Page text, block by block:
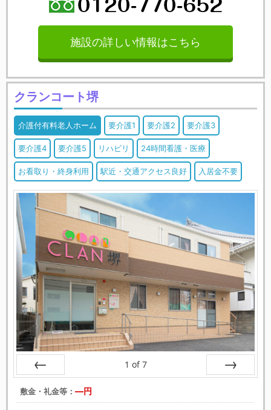
施設の詳しい情報はこちら
クランコート堺
介護付有料老人ホーム 要介護1 要介護2 要介護3
要介護4 要介護5 リハビリ 24時間看護・医療
お看取り・終身利用 駅近・交通アクセス良好 入居金不要
戻る
1 of 7
敷金・礼金等： ―円